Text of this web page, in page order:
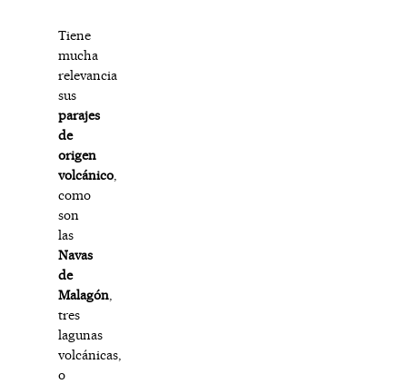
Tiene
mucha
relevancia
sus
parajes
de
origen
volcánico,
como
son
las
Navas
de
Malagón,
tres
lagunas
volcánicas,
o